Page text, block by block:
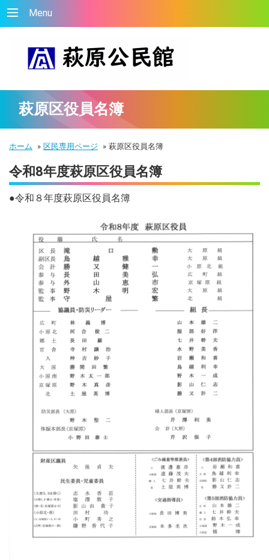
Menu
萩原区役員名簿
ホーム » 区民専用ページ » 萩原区役員名簿
令和8年度萩原区役員名簿
●令和８年度萩原区役員名簿